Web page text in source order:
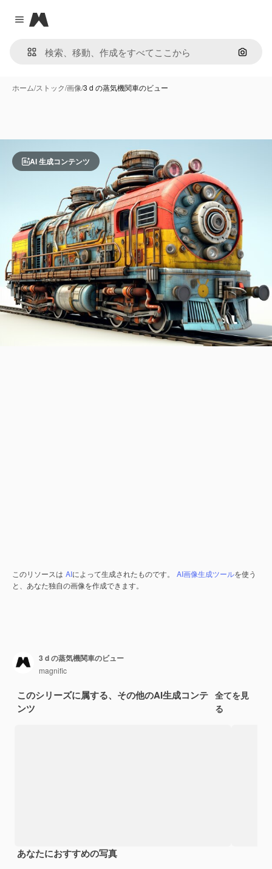
Close menu
Magnific
画像で
ホーム/ストック/画像/3 d の蒸気機関車のビュー
AI 生成コンテンツ
このリソースは AIによって生成されたものです。 AI画像生成ツールを使う
と、あなた独自の画像を作成できます。
3 d の蒸気機関車のビュー
magnific
このシリーズに属する、その他のAI生成コンテ
ンツ
全てを見
る
あなたにおすすめの写真